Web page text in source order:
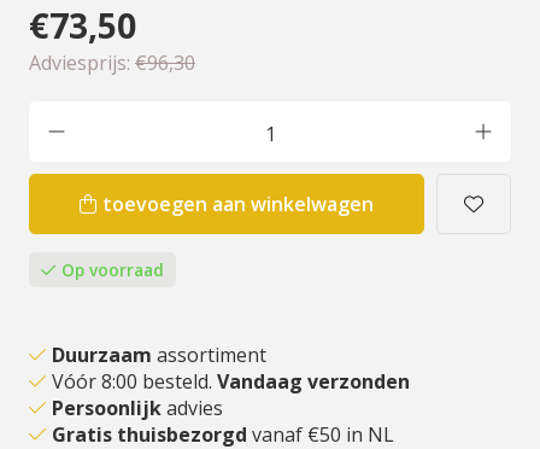
€73,50
Adviesprijs: €96,30
toevoegen aan winkelwagen
Op voorraad
Duurzaam assortiment
Vóór 8:00 besteld. Vandaag verzonden
Persoonlijkadvies
Gratis thuisbezorgd vanaf €50 in NL